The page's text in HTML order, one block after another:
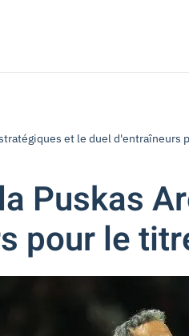
et le duel d'entraîneurs
Puskas
pour le